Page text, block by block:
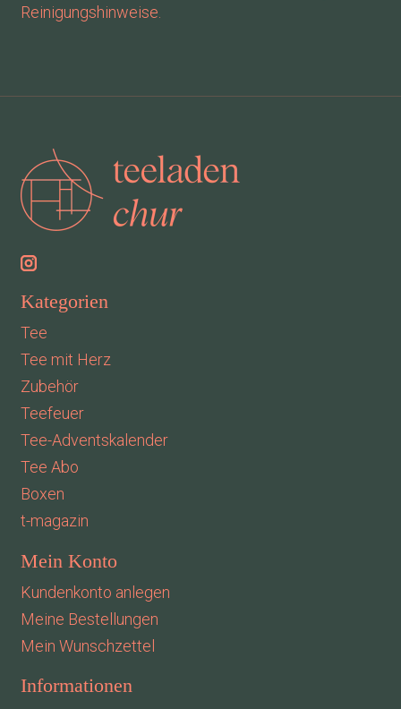
Reinigungshinweise.
Kategorien
Tee
Tee mit Herz
Zubehör
Teefeuer
Tee-Adventskalender
Tee Abo
Boxen
t-magazin
Mein Konto
Kundenkonto anlegen
Meine Bestellungen
Mein Wunschzettel
Informationen